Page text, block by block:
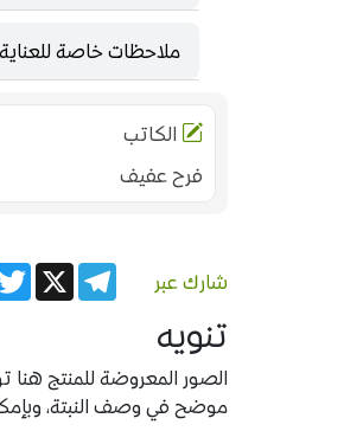
ملاحظات خاصة
الكاتب
فرح عفيف
شارك عبر X
Telegram
تنويه
الصور المعروضة للمنتج هنا
موضح في وصف النبتة،